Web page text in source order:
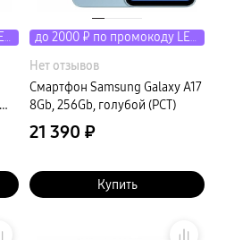
до 2000 ₽ по промокоду LETO до 2000 ₽ по промокоду LETO
Нет отзывов
Смартфон Samsung Galaxy A17
8Gb, 256Gb, голубой (РСТ)
21 390 ₽
Купить